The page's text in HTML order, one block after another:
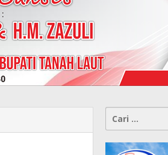
Cari
untuk: